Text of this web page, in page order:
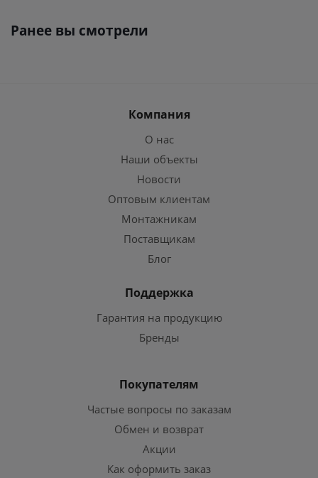
Ранее вы смотрели
Компания
О нас
Наши объекты
Новости
Оптовым клиентам
Монтажникам
Поставщикам
Блог
Поддержка
Гарантия на продукцию
Бренды
Покупателям
Частые вопросы по заказам
Обмен и возврат
Акции
Как оформить заказ